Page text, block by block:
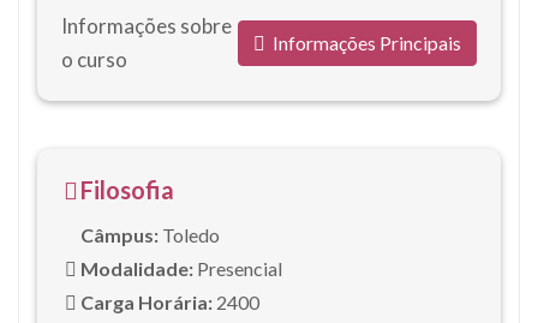
Informações sobre
o curso
Informações Principais
Filosofia
Câmpus: Toledo
Modalidade: Presencial
Carga Horária: 2400